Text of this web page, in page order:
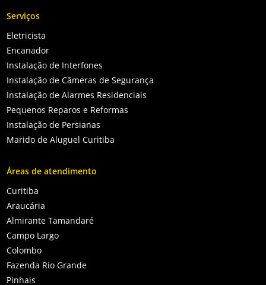
Serviços
Eletricista
Encanador
Instalação de Interfones
Instalação de Câmeras de Segurança
Instalação de Alarmes Residenciais
Pequenos Reparos e Reformas
Instalação de Persianas
Marido de Aluguel Curitiba
Áreas de atendimento
Curitiba
Araucária
Almirante Tamandaré
Campo Largo
Colombo
Fazenda Rio Grande
Pinhais